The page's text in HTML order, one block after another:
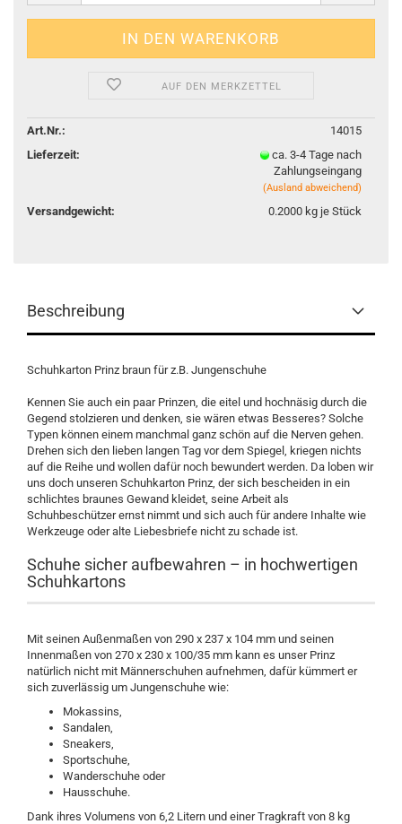
AUF DEN MERKZETTEL
Art.Nr.:
14015
Lieferzeit:
ca. 3-4 Tage nach
Zahlungseingang
(Ausland abweichend)
Versandgewicht: 0.2000kg je Stück
Beschreibung
Schuhkarton Prinz braun für z.B. Jungenschuhe
Kennen Sie auch ein paar Prinzen, die eitel und hochnäsig durch die
Gegend stolzieren und denken, sie wären etwas Besseres? Solche
Typen können einem manchmal ganz schön auf die Nerven gehen.
Drehen sich den lieben langen Tag vor dem Spiegel, kriegen nichts
auf die Reihe und wollen dafür noch bewundert werden. Da loben wir
uns doch unseren Schuhkarton Prinz, der sich bescheiden in ein
schlichtes braunes Gewand kleidet, seine Arbeit als
Schuhbeschützer ernst nimmt und sich auch für andere Inhalte wie
Werkzeuge oder alte Liebesbriefe nicht zu schade ist.
Schuhe sicher aufbewahren – in hochwertigen
Schuhkartons
Mit seinen Außenmaßen von 290 x 237 x 104 mm und seinen
Innenmaßen von 270 x 230 x 100/35 mm kann es unser Prinz
natürlich nicht mit Männerschuhen aufnehmen, dafür kümmert er
sich zuverlässig um Jungenschuhe wie:
Mokassins,
Sandalen,
Sneakers,
Sportschuhe,
Wanderschuhe oder
Hausschuhe.
Dank ihres Volumens von 6,2 Litern und einer Tragkraft von 8 kg